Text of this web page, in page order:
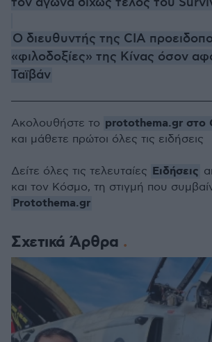
Ο διευθυντής της CIA
«φιλοδοξίες» της Κίνας όσον
Ταϊβάν
Σχετικά Άρθρα
Ακολουθήστε το protothema.gr στο
και μάθετε πρώτοι όλες τις ειδήσεις
Δείτε όλες τις τελευταίες Ειδήσεις
και τον Κόσμο, τη στιγμή που
Protothema.gr